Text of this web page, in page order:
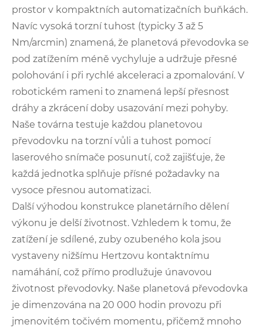
prostor v kompaktních automatizačních buňkách.
Navíc vysoká torzní tuhost (typicky 3 až 5
Nm/arcmin) znamená, že planetová převodovka se
pod zatížením méně vychyluje a udržuje přesné
polohování i při rychlé akceleraci a zpomalování. V
robotickém rameni to znamená lepší přesnost
dráhy a zkrácení doby usazování mezi pohyby.
Naše továrna testuje každou planetovou
převodovku na torzní vůli a tuhost pomocí
laserového snímače posunutí, což zajišťuje, že
každá jednotka splňuje přísné požadavky na
vysoce přesnou automatizaci.
Další výhodou konstrukce planetárního dělení
výkonu je delší životnost. Vzhledem k tomu, že
zatížení je sdílené, zuby ozubeného kola jsou
vystaveny nižšímu Hertzovu kontaktnímu
namáhání, což přímo prodlužuje únavovou
životnost převodovky. Naše planetová převodovka
je dimenzována na 20 000 hodin provozu při
jmenovitém točivém momentu, přičemž mnoho